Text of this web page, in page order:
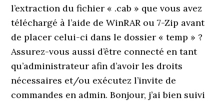
l’extraction du fichier « .cab » que vous avez
téléchargé à l’aide de WinRAR ou 7-Zip avant
de placer celui-ci dans le dossier « temp » ?
Assurez-vous aussi d’être connecté en tant
qu’administrateur afin d’avoir les droits
nécessaires et/ou exécutez l’invite de
commandes en admin. Bonjour, j’ai bien suivi